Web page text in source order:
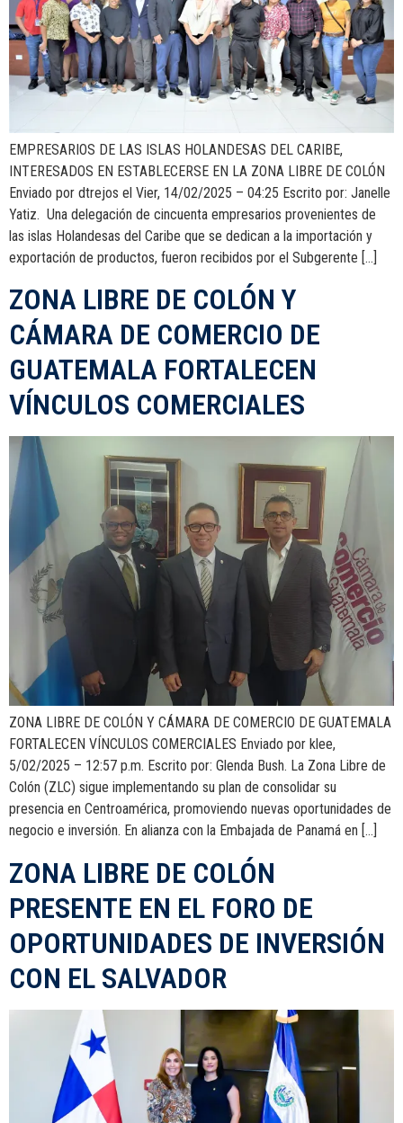
EMPRESARIOS DE LAS ISLAS HOLANDESAS DEL CARIBE,
INTERESADOS EN ESTABLECERSE EN LA ZONA LIBRE DE COLÓN
Enviado por dtrejos el Vier, 14/02/2025 – 04:25 Escrito por: Janelle
Yatiz. Una delegación de cincuenta empresarios provenientes de
las islas Holandesas del Caribe que se dedican a la importación y
exportación de productos, fueron recibidos por el Subgerente […]
ZONA LIBRE DE COLÓN Y
CÁMARA DE COMERCIO DE
GUATEMALA FORTALECEN
VÍNCULOS COMERCIALES
ZONA LIBRE DE COLÓN Y CÁMARA DE COMERCIO DE GUATEMALA
FORTALECEN VÍNCULOS COMERCIALES Enviado por klee,
5/02/2025 – 12:57 p.m. Escrito por: Glenda Bush. La Zona Libre de
Colón (ZLC) sigue implementando su plan de consolidar su
presencia en Centroamérica, promoviendo nuevas oportunidades de
negocio e inversión. En alianza con la Embajada de Panamá en […]
ZONA LIBRE DE COLÓN
PRESENTE EN EL FORO DE
OPORTUNIDADES DE INVERSIÓN
CON EL SALVADOR